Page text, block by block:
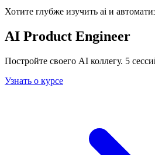
Хотите глубже изучить ai и
AI Product Engineer
Постройте своего AI коллегу. 5
Узнать о курсе